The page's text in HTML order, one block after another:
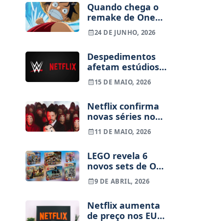
Quando chega o
remake de One
Piece? Já existe
resposta
24 DE JUNHO, 2026
Despedimentos
afetam estúdios
da WWE e futuro
da parceria com a
risco
15 DE MAIO, 2026
Netflix confirma
novas séries no
universo de La
Casa de Papel
11 DE MAIO, 2026
LEGO revela 6
novos sets de One
Piece da Netflix,
com preços entre
9 DE ABRIL, 2026
Netflix aumenta
de preço nos EUA.